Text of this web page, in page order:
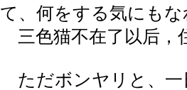
て、何をする気にも
三色猫不在了以后，
ただボンヤリと、一